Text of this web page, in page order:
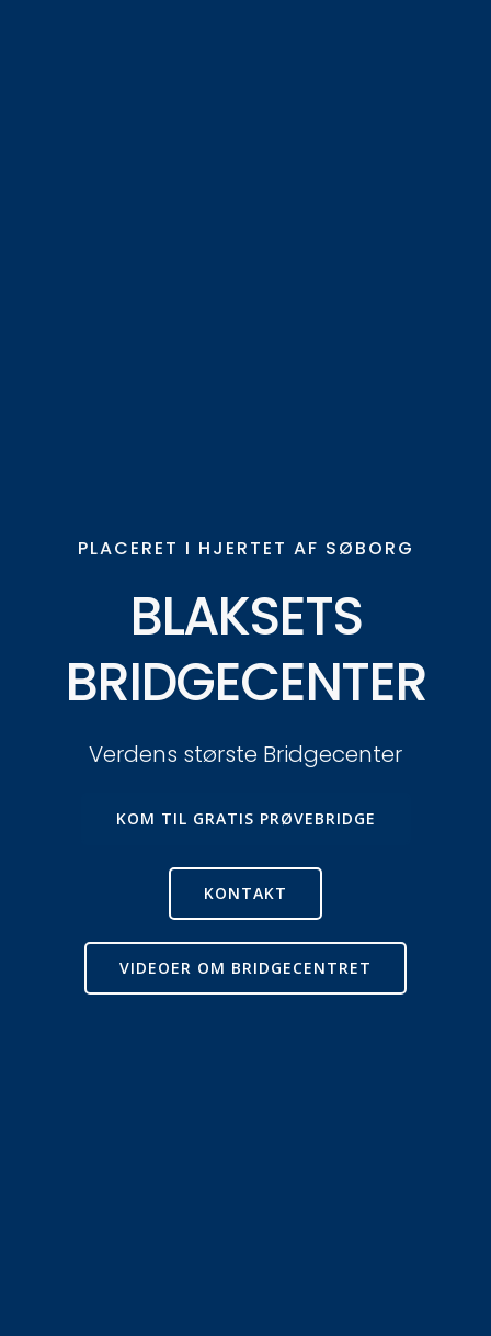
PLACERET I HJERTET AF SØBORG
BLAKSETS
BRIDGECENTER
Verdens største Bridgecenter
KOM TIL GRATIS PRØVEBRIDGE
KONTAKT
VIDEOER OM BRIDGECENTRET